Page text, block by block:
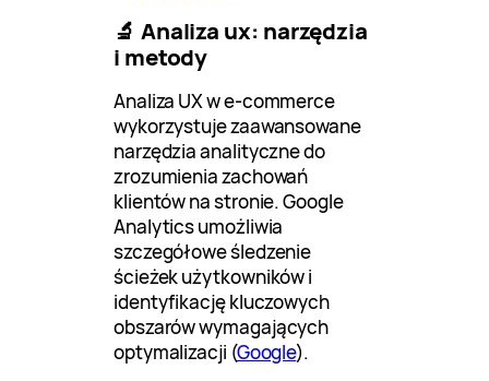
🔬 Analiza ux: narzędzia
i metody
Analiza UX w e-commerce
wykorzystuje zaawansowane
narzędzia analityczne do
zrozumienia zachowań
klientów na stronie. Google
Analytics umożliwia
szczegółowe śledzenie
ścieżek użytkowników i
identyfikację kluczowych
obszarów wymagających
optymalizacji (Google).